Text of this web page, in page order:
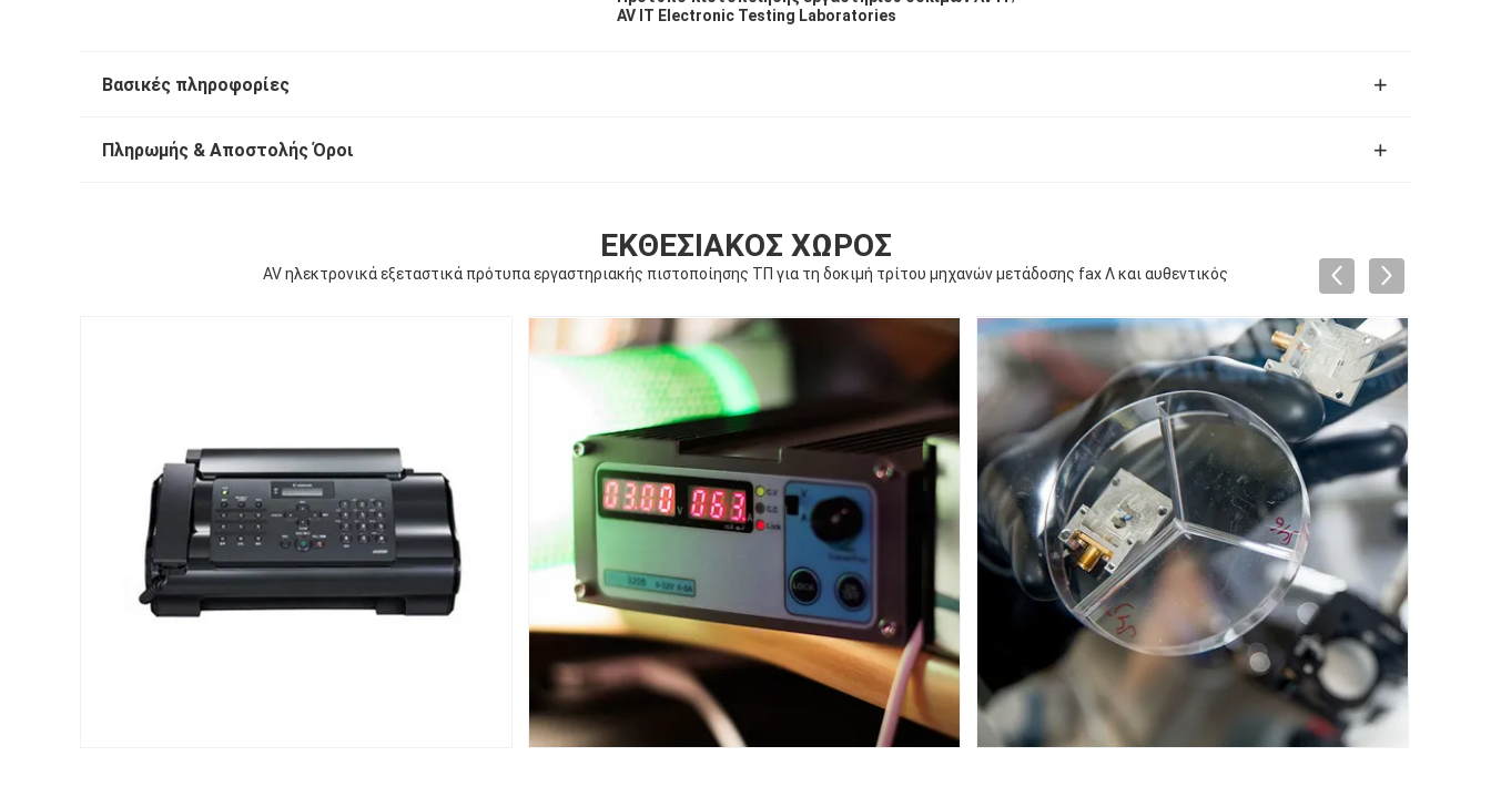
AV IT Electronic Testing Laboratories
Βασικές πληροφορίες
Πληρωμής & Αποστολής Όροι
ΕΚΘΕΣΙΑΚΌΣ ΧΏΡΟΣ
AV ηλεκτρονικά εξεταστικά πρότυπα εργαστηριακής πιστοποίησης ΤΠ για τη δοκιμή τρίτου μηχανών μετάδοσης fax Λ και αυθεντικός